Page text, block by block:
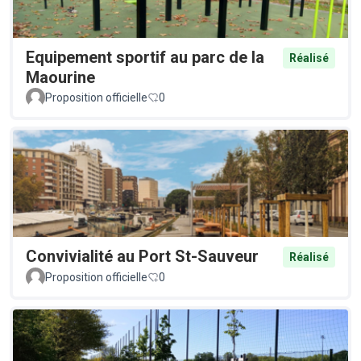
Equipement sportif au parc de la
Maourine
Réalisé
Proposition officielle 0
Convivialité au Port St-Sauveur
Réalisé
Proposition officielle
0